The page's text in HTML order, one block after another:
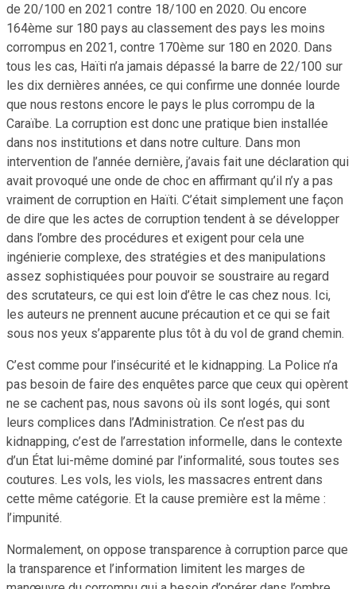
de 20/100 en 2021 contre 18/100 en 2020. Ou encore
164ème sur 180 pays au classement des pays les moins
corrompus en 2021, contre 170ème sur 180 en 2020. Dans
tous les cas, Haïti n’a jamais dépassé la barre de 22/100 sur
les dix dernières années, ce qui confirme une donnée lourde
que nous restons encore le pays le plus corrompu de la
Caraïbe. La corruption est donc une pratique bien installée
dans nos institutions et dans notre culture. Dans mon
intervention de l’année dernière, j’avais fait une déclaration qui
avait provoqué une onde de choc en affirmant qu’il n’y a pas
vraiment de corruption en Haïti. C’était simplement une façon
de dire que les actes de corruption tendent à se développer
dans l’ombre des procédures et exigent pour cela une
ingénierie complexe, des stratégies et des manipulations
assez sophistiquées pour pouvoir se soustraire au regard
des scrutateurs, ce qui est loin d’être le cas chez nous. Ici,
les auteurs ne prennent aucune précaution et ce qui se fait
sous nos yeux s’apparente plus tôt à du vol de grand chemin.
C’est comme pour l’insécurité et le kidnapping. La Police n’a
pas besoin de faire des enquêtes parce que ceux qui opèrent
ne se cachent pas, nous savons où ils sont logés, qui sont
leurs complices dans l’Administration. Ce n’est pas du
kidnapping, c’est de l’arrestation informelle, dans le contexte
d’un État lui-même dominé par l’informalité, sous toutes ses
coutures. Les vols, les viols, les massacres entrent dans
cette même catégorie. Et la cause première est la même :
l’impunité.
Normalement, on oppose transparence à corruption parce que
la transparence et l’information limitent les marges de